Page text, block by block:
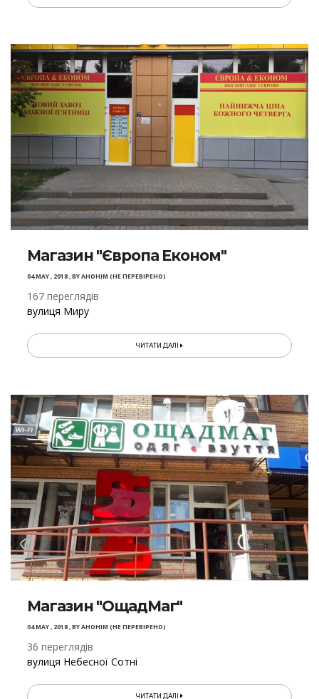
Магазин "Європа Економ"
04 MAY , 2018,BYАНОНІМ (НЕ ПЕРЕВІРЕНО)
167 переглядів
вулиця Миру
ЧИТАТИ ДАЛІ
Магазин "ОщадМаг"
04 MAY , 2018,BYАНОНІМ (НЕ ПЕРЕВІРЕНО)
36 переглядів
вулиця Небесної Сотні
ЧИТАТИ ДАЛІ